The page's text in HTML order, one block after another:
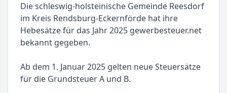
Die schleswig-holsteinische Gemeinde Reesdorf
im Kreis Rendsburg-Eckernförde hat ihre
Hebesätze für das Jahr 2025 gewerbesteuer.net
bekannt gegeben.
Ab dem 1. Januar 2025 gelten neue Steuersätze
für die Grundsteuer A und B.